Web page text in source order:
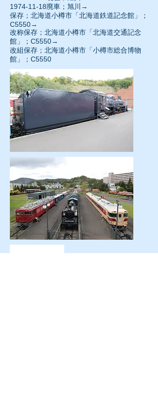
1974-11-18廃車；旭川→
保存；北海道小樽市「北海道鉄道記念館」；
C5550→
改称保存；北海道小樽市「北海道交通記念
館」；C5550→
改組保存；北海道小樽市「小樽市総合博物
館」；C5550